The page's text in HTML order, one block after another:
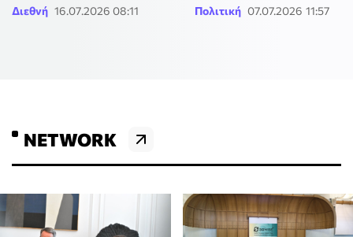
Διεθνή 16.07.2026 08:11 Πολιτική 07.07.2026 11:57
NETWORK